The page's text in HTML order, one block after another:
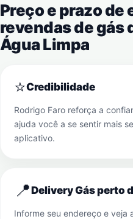
Preço e prazo de
revendas de gás
Água Limpa
⭐Credibilidade
Rodrigo Faro reforça a
ajuda você a se sentir mais
aplicativo.
📍Delivery Gás perto
Informe seu endereço e veja